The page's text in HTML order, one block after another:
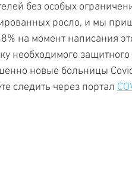
без особых
росло, и мы
на момент написания
необходимого
новые больницы
следить через портал